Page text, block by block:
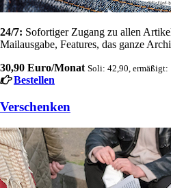
24/7: Sofortiger Zugang zu allen
Mailausgabe, Features, das ganze
30,90 Euro/Monat Soli: 42,90, ermäßigt:
Bestellen
Verschenken